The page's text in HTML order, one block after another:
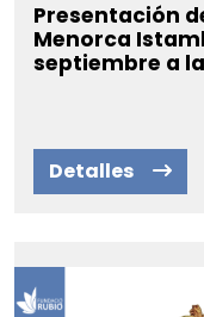
Detalles
Presentación
Menorca
septiembre a